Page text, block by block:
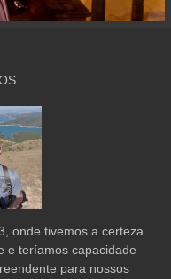
onde tivemos a certeza
e teríamos capacidade
para nossos